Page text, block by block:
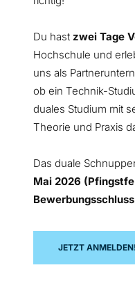
Du hast zwei Tage
Hochschule und
uns als
ob ein Technik-
duales Studium mit
Theorie und Praxis
Das duale
Mai 2026
JETZT ANMELDEN!